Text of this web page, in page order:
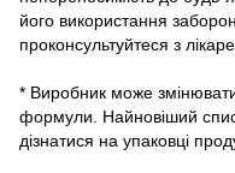
його використання
проконсультуйтеся з
* Виробник може
формули. Найновіший
дізнатися на упаковці